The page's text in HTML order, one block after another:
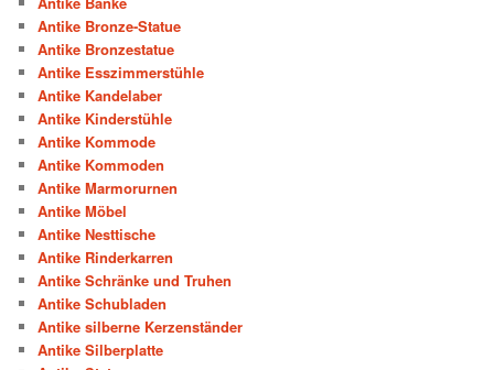
Antike Bronze-Statue
Antike Bronzestatue
Antike Esszimmerstühle
Antike Kandelaber
Antike Kinderstühle
Antike Kommode
Antike Kommoden
Antike Marmorurnen
Antike Möbel
Antike Nesttische
Antike Rinderkarren
Antike Schränke und Truhen
Antike Schubladen
Antike silberne Kerzenständer
Antike Silberplatte